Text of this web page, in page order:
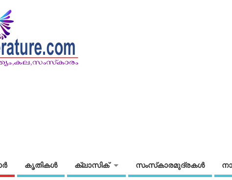
കൃതികൾ ക്ലാസിക് സംസ്‌കാരമുദ്രകള്‍